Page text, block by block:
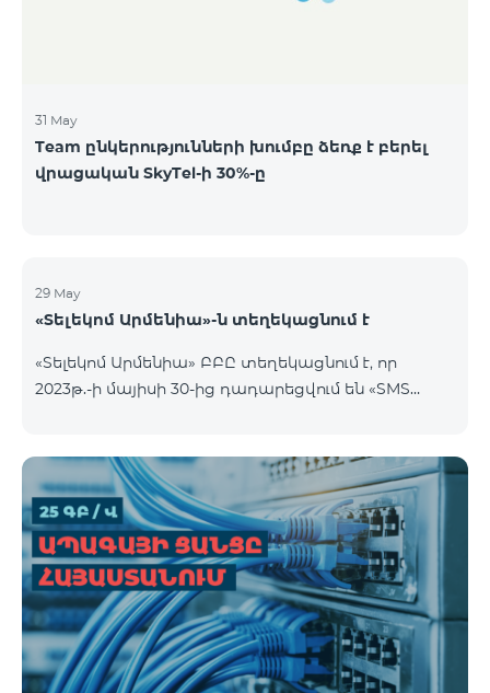
31 May
Team ընկերությունների խումբը ձեռք է բերել
վրացական SkyTel-ի 30%-ը
29 May
«Տելեկոմ Արմենիա»-ն տեղեկացնում է
«Տելեկոմ Արմենիա» ԲԲԸ տեղեկացնում է, որ
2023թ.-ի մայիսի 30-ից դադարեցվում են «SMS